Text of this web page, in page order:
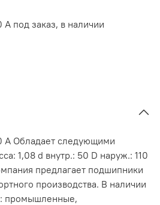
под заказ, в наличии
Обладает следующими
1,08 d внутр.: 50 D наруж.: 110
предлагает подшипники
производства. В наличии
: промышленные,